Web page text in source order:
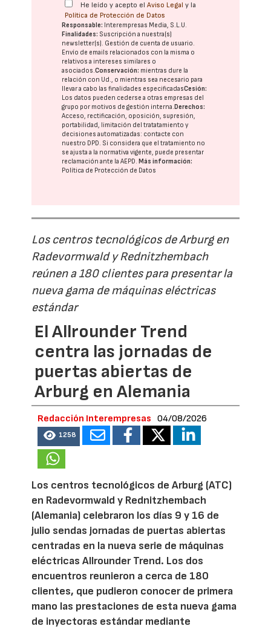
He leído y acepto elAviso Legal y la
Política de Protección de Datos
Responsable: Interempresas Media, S.L.U.
Finalidades: Suscripción a nuestra(s)
newsletter(s). Gestión de cuenta de usuario.
Envío de emails relacionados con la misma o
relativos a intereses similares o
asociados.Conservación: mientras dure la
relación con Ud., o mientras sea necesario para
llevar a cabo las finalidades especificadasCesión:
Los datos pueden cederse a otras empresas del
grupo por motivos de gestión interna. Derechos:
Acceso, rectificación, oposición, supresión,
portabilidad, limitación del tratatamiento y
decisiones automatizadas: contacte con
nuestro DPD. Si considera que el tratamiento no
se ajusta a la normativa vigente, puede presentar
reclamación ante laAEPD. Más información:
Política de Protección de Datos
Los centros tecnológicos de Arburg en
Radevormwald y Rednitzhembach
reúnen a 180 clientes para presentar la
nueva gama de máquinas eléctricas
estándar
El Allrounder Trend
centra las jornadas de
puertas abiertas de
Arburg en Alemania
Redacción Interempresas 04/08/2026
1258
Los centros tecnológicos de Arburg (ATC)
en Radevormwald y Rednitzhembach
(Alemania) celebraron los días 9 y 16 de
julio sendas jornadas de puertas abiertas
centradas en la nueva serie de máquinas
eléctricas Allrounder Trend. Los dos
encuentros reunieron a cerca de 180
clientes, que pudieron conocer de primera
mano las prestaciones de esta nueva gama
de inyectoras estándar mediante